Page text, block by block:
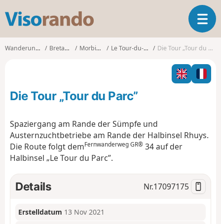
s
o
o
T
o
g
l
n
a
n
Wanderungen Bretagne Morbihan Le Tour-du-Parc Die Tour „Tour du Parc”
Die Tour „Tour du Parc”
Spaziergang am Rande der Sümpfe und
Austernzuchtbetriebe am Rande der Halbinsel Rhuys.
Die Route folgt demFernwanderweg GR® 34 auf der
Halbinsel „Le Tour du Parc”.
Details Nr.17097175
Erstelldatum 13 Nov 2021